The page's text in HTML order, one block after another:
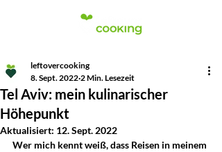
Tel Aviv: mein kulinarischer
Höhepunkt
leftovercooking
8. Sept. 2022 2 Min. Lesezeit
Aktualisiert: 12. Sept. 2022
Wer mich kennt weiß, dass Reisen in meinem